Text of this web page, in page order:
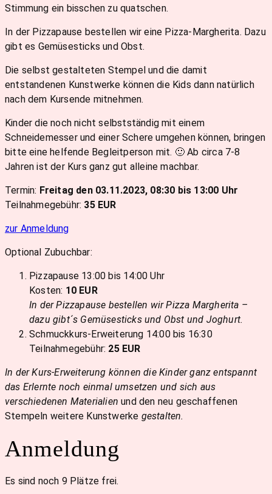
Stimmung ein bisschen zu quatschen.
In der Pizzapause bestellen wir eine Pizza-Margherita. Dazu
gibt es Gemüsesticks und Obst.
Die selbst gestalteten Stempel und die damit
entstandenen Kunstwerke können die Kids dann natürlich
nach dem Kursende mitnehmen.
Kinder die noch nicht selbstständig mit einem
Schneidemesser und einer Schere umgehen können, bringen
bitte eine helfende Begleitperson mit. 🙂 Ab circa 7-8
Jahren ist der Kurs ganz gut alleine machbar.
Termin: Freitag den 03.11.2023, 08:30 bis 13:00 Uhr
Teilnahmegebühr: 35 EUR
zur Anmeldung
Optional Zubuchbar:
Pizzapause 13:00 bis 14:00 Uhr
Kosten: 10 EUR
In der Pizzapause bestellen wir Pizza Margherita –
dazu gibt´s Gemüsesticks und Obst und Joghurt.
Schmuckkurs-Erweiterung 14:00 bis 16:30
Teilnahmegebühr: 25 EUR
In der Kurs-Erweiterung können die Kinder ganz entspannt
das Erlernte noch einmal umsetzen und sich aus
verschiedenen Materialienund den neu geschaffenen
Stempeln weitere Kunstwerke gestalten.
Anmeldung
Es sind noch 9 Plätze frei.